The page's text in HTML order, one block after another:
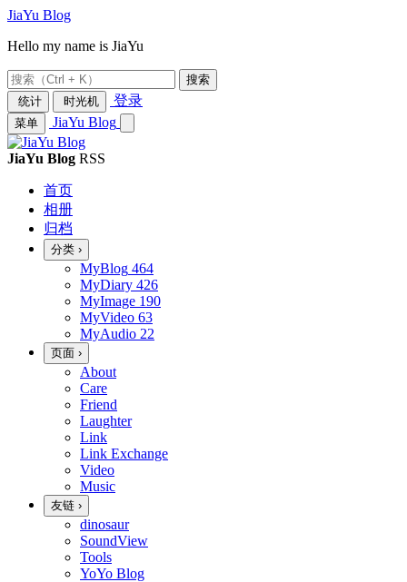
JiaYu Blog
Hello my name is JiaYu
搜索
统计
时光机 登录
菜单 JiaYu Blog
JiaYu Blog RSS
首页
相册
归档
分类 ›
MyBlog 464
MyDiary 426
MyImage 190
MyVideo 63
MyAudio 22
页面 ›
About
Care
Friend
Laughter
Link
Link Exchange
Video
Music
友链 ›
dinosaur
SoundView
Tools
YoYo Blog